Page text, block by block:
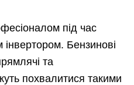
під час
Бензинові
та
похвалитися такими